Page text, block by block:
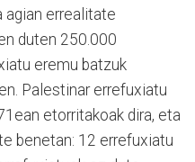
agian errealitate
duten 250.000
eremu batzuk
Palestinar errefuxiatu
etorritakoak dira, eta
benetan: 12 errefuxiatu